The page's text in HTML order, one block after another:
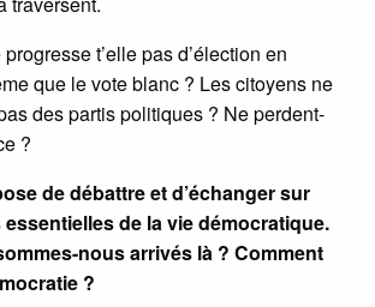
progresse t’elle pas d’élection en
que le vote blanc ? Les citoyens ne
des partis politiques ? Ne perdent-
?
de débattre et d’échanger sur
de la vie démocratique.
nous arrivés là ? Comment
?